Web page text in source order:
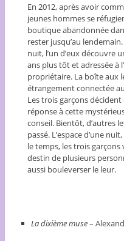
En 2012, après avoir
jeunes hommes se
boutique abandonnée
rester jusqu’au
nuit, l’un d’eux découvre
ans plus tôt et adressée à
propriétaire. La boîte aux
étrangement connectée
Les trois garçons décident
réponse à cette
conseil. Bientôt, d’autres
passé. L’espace d’une
le temps, les trois garçons
destin de plusieurs
aussi bouleverser le leur.
La dixième muse–